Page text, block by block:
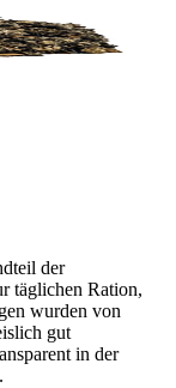
der
täglichen Ration,
wurden von
gut
in der